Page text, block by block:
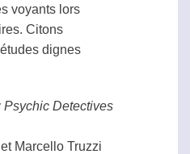
voyants lors
Citons
dignes
Psychic Detectives
Marcello Truzzi